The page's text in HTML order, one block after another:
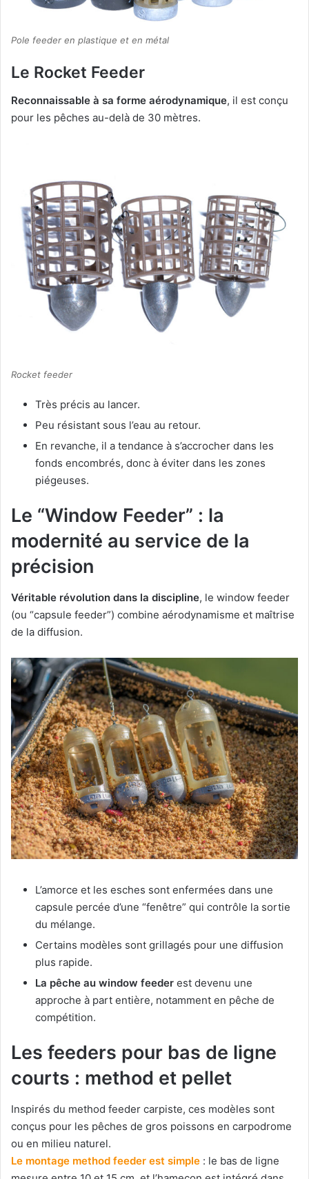
Pole feeder en plastique et en métal
Le Rocket Feeder
Reconnaissable à sa forme aérodynamique, il est conçu
pour les pêches au-delà de 30 mètres.
Rocket feeder
Très précis au lancer.
Peu résistant sous l’eau au retour.
En revanche, il a tendance à s’accrocher dans les
fonds encombrés, donc à éviter dans les zones
piégeuses.
Le “Window Feeder” : la
modernité au service de la
précision
Véritable révolution dans la discipline, le window feeder
(ou “capsule feeder”) combine aérodynamisme et maîtrise
de la diffusion.
L’amorce et les esches sont enfermées dans une
capsule percée d’une “fenêtre” qui contrôle la sortie
du mélange.
Certains modèles sont grillagés pour une diffusion
plus rapide.
La pêche au window feeder est devenu une
approche à part entière, notamment en pêche de
compétition.
Les feeders pour bas de ligne
courts : method et pellet
Inspirés du method feeder carpiste, ces modèles sont
conçus pour les pêches de gros poissons en carpodrome
ou en milieu naturel.
Le montage method feeder est simple : le bas de ligne